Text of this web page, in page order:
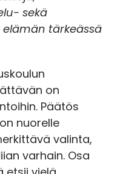
sekä
tärkeässä
on
Päätös
nuorelle
valinta,
varhain. Osa